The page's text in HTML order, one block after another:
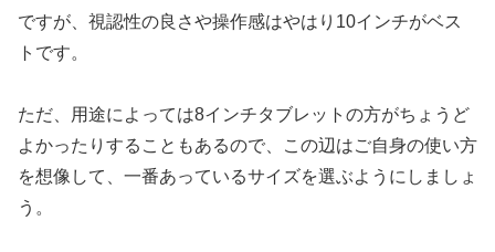
ですが、視認性の良さや操作感はやはり10インチがベス
トです。
ただ、用途によっては8インチタブレットの方がちょうど
よかったりすることもあるので、この辺はご自身の使い方
を想像して、一番あっているサイズを選ぶようにしましょ
う。